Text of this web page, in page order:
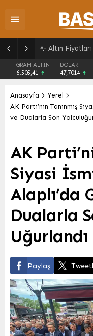
GRAM ALTIN
6.505,41
DOLAR
47,7014
Anasayfa
Yerel
AK Parti’nin Tanınmış
ve Dualarla Son
AK
Siyasi
Alaplı’da
Dualarla
Uğurlandı
Paylaş